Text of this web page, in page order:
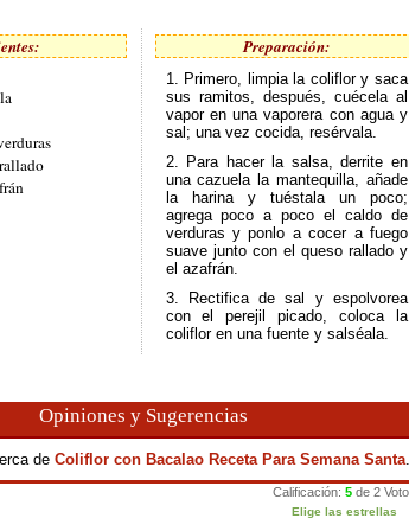
Preparación:
1. Primero, limpia la coliflor y saca
sus ramitos, después, cuécela al
vapor en una vaporera con agua y
sal; una vez cocida, resérvala.
2. Para hacer la salsa, derrite en
una cazuela la mantequilla, añade
la harina y tuéstala un poco;
agrega poco a poco el caldo de
verduras y ponlo a cocer a fuego
suave junto con el queso rallado y
el azafrán.
3. Rectifica de sal y espolvorea
con el perejil picado, coloca la
coliflor en una fuente y salséala.
Opiniones y Sugerencias
de Coliflor con Bacalao Receta Para Semana Santa